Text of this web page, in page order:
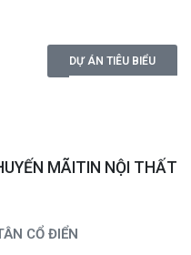
DỰ ÁN TIÊU BIỂU
MÃI TIN NỘI THẤT
CỔ ĐIỂN